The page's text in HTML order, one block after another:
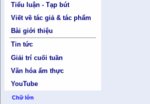
Tiểu luận - Tạp bút
Viết về tác giả & tác phẩm
Bài giới thiệu
Tin tức
Giải trí cuối tuần
Văn hóa ẩm thực
YouTube
Chữ lớn